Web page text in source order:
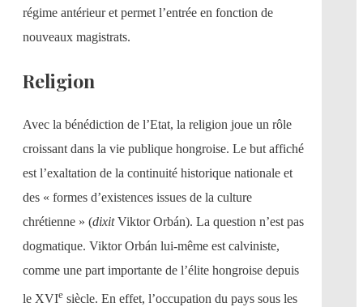
régime antérieur et permet l’entrée en fonction de
nouveaux magistrats.
Religion
Avec la bénédiction de l’Etat, la religion joue un rôle
croissant dans la vie publique hongroise. Le but affiché
est l’exaltation de la continuité historique nationale et
des « formes d’existences issues de la culture
chrétienne » (dixitViktor Orbán). La question n’est pas
dogmatique. Viktor Orbán lui-même est calviniste,
comme une part importante de l’élite hongroise depuis
le XVIe siècle. En effet, l’occupation du pays sous les